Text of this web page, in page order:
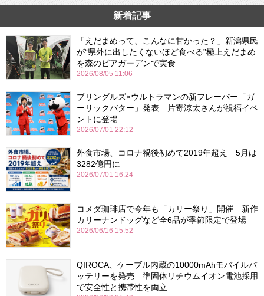
新着記事
「えだまめって、こんなに甘かった？」新潟県民
が“県外に出したくないほど食べる”極上えだまめ
を森のビアガーデンで実食
2026/08/05 11:06
プリングルズ×ウルトラマンの新フレーバー「ガ
ーリックバター」発表 片寄涼太さんが祝福イベ
ントに登場
2026/07/01 22:12
外食市場、コロナ禍後初めて2019年超え 5月は
3282億円に
2026/07/01 16:24
コメダ珈琲店で今年も「カリー祭り」開催 新作
カリーナンドッグなど全6品が季節限定で登場
2026/06/16 15:52
QIROCA、ケーブル内蔵の10000mAhモバイルバ
ッテリーを発売 準固体リチウムイオン電池採用
で安全性と携帯性を両立